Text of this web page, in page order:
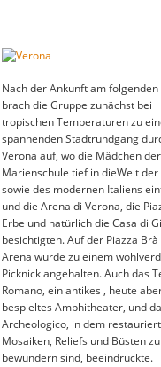
Nach der Ankunft am
brach die Gruppe zunächst bei
tropischen Temperaturen zu
spannenden Stadtrundgang
Verona auf, wo die Mädchen der
Marienschule tief in dieWelt der
sowie des modernen Italiens
und die Arena di Verona, die
Erbe und natürlich die Casa di
besichtigten. Auf der Piazza
Arena wurde zu einem
Picknick angehalten. Auch das
Romano, ein antikes , heute
bespieltes Amphitheater, und
Archeologico, in dem
Mosaiken, Reliefs und Büsten zu
bewundern sind, beeindruckte.